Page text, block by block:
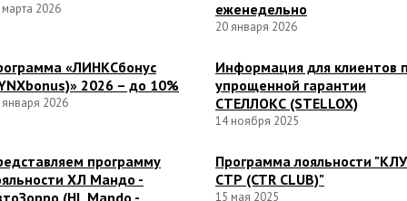
марта 2026
еженедельно
20 января 2026
«ЛИНКСбонус
2026 – до 10%
2026
Информация для клиентов
упрощенной гарантии
СТЕЛЛОКС (STELLOX)
14 ноября 2025
программу
ХЛ Мандо -
(HL Mando -
Программа лояльности
СТР (CTR CLUB)"
15 мая 2025